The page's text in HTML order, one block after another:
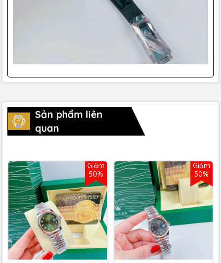
Sản phẩm liên
quan
Giảm
50%
Giảm
50%